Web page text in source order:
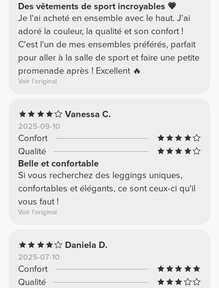
Des vêtements de sport incroyables 💗
Je l'ai acheté en ensemble avec le haut. J'ai
adoré la couleur, la qualité et son confort !
C'est l'un de mes ensembles préférés, parfait
pour aller à la salle de sport et faire une petite
promenade après ! Excellent 🔥
Voir l'original
Vanessa C.
2025-09-10
Confort
Qualité
Belle et confortable
Si vous recherchez des leggings uniques,
confortables et élégants, ce sont ceux-ci qu'il
vous faut !
Voir l'original
Daniela D.
2025-07-10
Confort
Qualité